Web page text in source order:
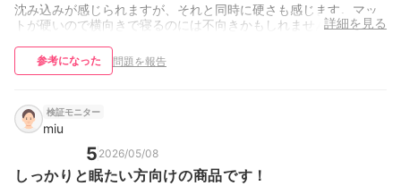
沈み込みが感じられますが、それと同時に硬さも感じます。マッ
トが硬いので横向きで寝るのには不向きかもしれません詳細を見る
参考になった 問題を報告
検証モニター
miu
5 2026/05/08
しっかりと眠たい方向けの商品です！